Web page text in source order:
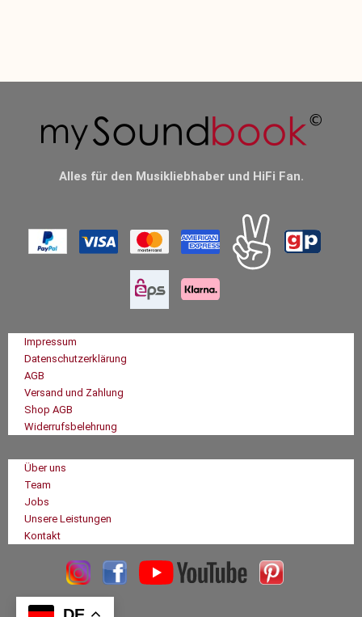
Alles für den Musikliebhaber und HiFi Fan.
Impressum
Datenschutzerklärung
AGB
Versand und Zahlung
Shop AGB
Widerrufsbelehrung
Über uns
Team
Jobs
Unsere Leistungen
Kontakt